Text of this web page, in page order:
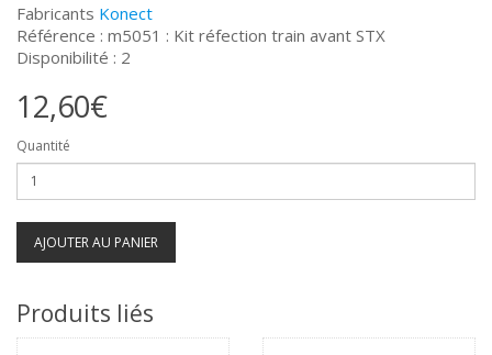
Fabricants Konect
Référence : m5051 : Kit réfection train avant STX
Disponibilité : 2
12,60€
Quantité
AJOUTER AU PANIER
Produits liés